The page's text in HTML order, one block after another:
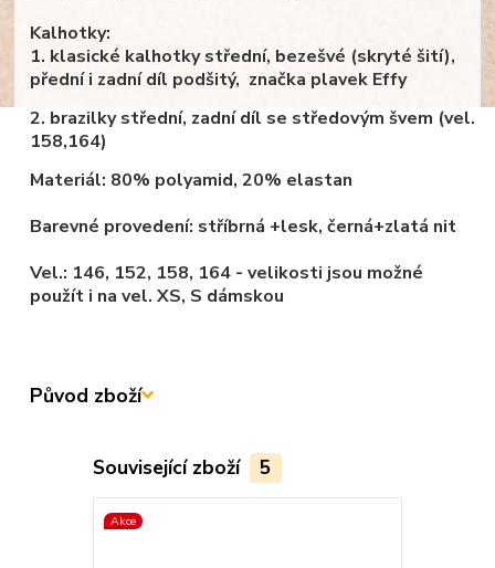
Kalhotky:
1. klasické kalhotky střední, bezešvé (skryté šití),
přední i zadní díl podšitý, značka plavek Effy
2. brazilky střední, zadní díl se středovým švem (vel.
158,164)
Materiál: 80% polyamid, 20% elastan
Barevné provedení: stříbrná +lesk, černá+zlatá nit
Vel.: 146, 152, 158, 164 - velikosti jsou možné
použít i na vel. XS, S dámskou
Původ zboží
Související zboží 5
Akce